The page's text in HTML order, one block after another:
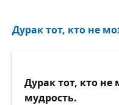
Дурак тот, кто не
Дурак тот, кто не
мудрость.